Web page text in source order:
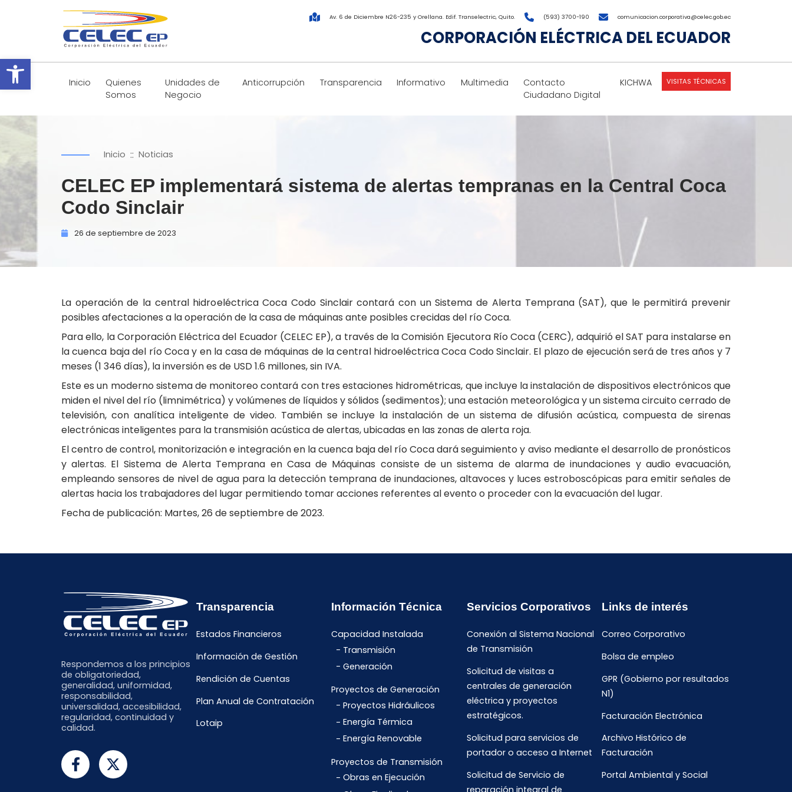
Abrir barra de herramientas
Av. 6 de Diciembre N26-235 y Orellana. Edif. Transelectric, Quito. (593) 3700-190 comunicacion.corporativa@celec.gob.ec
CORPORACIÓN ELÉCTRICA DEL ECUADOR
Inicio
Quienes
Somos
Unidades de
Negocio
Anticorrupción Transparencia Informativo Multimedia
Contacto
Ciudadano Digital
KICHWA VISITAS TÉCNICAS
Inicio :: Noticias
CELEC EP implementará sistema de alertas tempranas en la Central Coca
Codo Sinclair
26 de septiembre de 2023
La operación de la central hidroeléctrica Coca Codo Sinclair contará con un Sistema de Alerta Temprana (SAT), que le permitirá prevenir
posibles afectaciones a la operación de la casa de máquinas ante posibles crecidas del río Coca.
Para ello, la Corporación Eléctrica del Ecuador (CELEC EP), a través de la Comisión Ejecutora Río Coca (CERC), adquirió el SAT para instalarse en
la cuenca baja del río Coca y en la casa de máquinas de la central hidroeléctrica Coca Codo Sinclair. El plazo de ejecución será de tres años y 7
meses (1 346 días), la inversión es de USD 1.6 millones, sin IVA.
Este es un moderno sistema de monitoreo contará con tres estaciones hidrométricas, que incluye la instalación de dispositivos electrónicos que
miden el nivel del río (limnimétrica) y volúmenes de líquidos y sólidos (sedimentos); una estación meteorológica y un sistema circuito cerrado de
televisión, con analítica inteligente de video. También se incluye la instalación de un sistema de difusión acústica, compuesta de sirenas
electrónicas inteligentes para la transmisión acústica de alertas, ubicadas en las zonas de alerta roja.
El centro de control, monitorización e integración en la cuenca baja del río Coca dará seguimiento y aviso mediante el desarrollo de pronósticos
y alertas. El Sistema de Alerta Temprana en Casa de Máquinas consiste de un sistema de alarma de inundaciones y audio evacuación,
empleando sensores de nivel de agua para la detección temprana de inundaciones, altavoces y luces estroboscópicas para emitir señales de
alertas hacia los trabajadores del lugar permitiendo tomar acciones referentes al evento o proceder con la evacuación del lugar.
Fecha de publicación: Martes, 26 de septiembre de 2023.
Respondemos a los principios
de obligatoriedad,
generalidad, uniformidad,
responsabilidad,
universalidad, accesibilidad,
regularidad, continuidad y
calidad.
Transparencia
Estados Financieros
Información de Gestión
Rendición de Cuentas
Plan Anual de Contratación
Lotaip
Información Técnica
Capacidad Instalada
Transmisión
Generación
Proyectos de Generación
Proyectos Hidráulicos
Energía Térmica
Energía Renovable
Proyectos de Transmisión
Obras en Ejecución
Servicios Corporativos
Conexión al Sistema Nacional
de Transmisión
Solicitud de visitas a
centrales de generación
eléctrica y proyectos
estratégicos.
Solicitud para servicios de
portador o acceso a Internet
Solicitud de Servicio de
reparación integral de
Links de interés
Correo Corporativo
Bolsa de empleo
GPR (Gobierno por resultados
N1)
Facturación Electrónica
Archivo Histórico de
Facturación
Portal Ambiental y Social